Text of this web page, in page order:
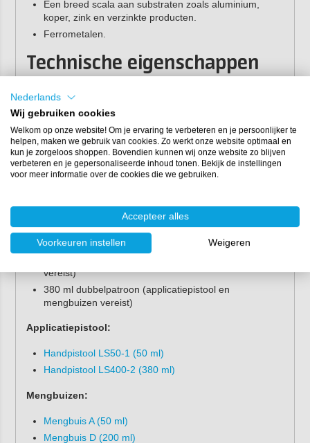
Een breed scala aan substraten zoals aluminium,
koper, zink en verzinkte producten.
Ferrometalen.
Technische eigenschappen
Mengverhouding:
Soortelijk gewicht:1,1 g/cm
Schuifsterkte:37 N/mm2
Verwerkingstijd:150 min
Afpelsterkte:6 N/mm
Temperatuurbestendigheid:-60°C tot +90°C
Minimale verhardingstijd voor aanvangssterkte:6 uur
op aluminium bij 23°C
Verpakking:
vereist)
380 ml dubbelpatroon (applicatiepistool en
mengbuizen vereist)
Applicatiepistool:
Handpistool LS50-1 (50 ml)
Handpistool LS400-2 (380 ml)
Mengbuizen:
Mengbuis A (50 ml)
Mengbuis D (200 ml)
Nederlands
Wij gebruiken cookies
Welkom op onze website! Om je ervaring te verbeteren en je persoonlijker te
helpen, maken we gebruik van cookies. Zo werkt onze website optimaal en
kun je zorgeloos shoppen. Bovendien kunnen wij onze website zo blijven
verbeteren en je gepersonaliseerde inhoud tonen. Bekijk de instellingen
voor meer informatie over de cookies die we gebruiken.
Accepteer alles
Voorkeuren instellen Weigeren